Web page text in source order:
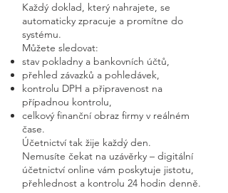
Každý doklad, který nahrajete, se
automaticky zpracuje a promítne do
systému.
Můžete sledovat:
stav pokladny a bankovních účtů,
přehled závazků a pohledávek,
kontrolu DPH a připravenost na
případnou kontrolu,
celkový finanční obraz firmy v reálném
čase.
Účetnictví tak žije každý den.
Nemusíte čekat na uzávěrky – digitální
účetnictví online vám poskytuje jistotu,
přehlednost a kontrolu 24 hodin denně.